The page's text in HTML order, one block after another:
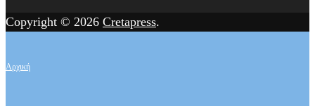
Copyright © 2026 Cretapress.
Αρχική